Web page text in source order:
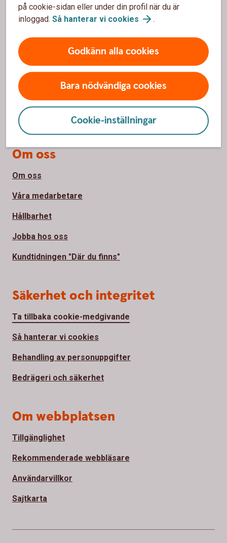
på cookie-sidan eller under din profil när du är
inloggad. Så hanterar vi cookies .
Godkänn alla cookies
Bara nödvändiga cookies
Cookie-inställningar
Sidfot
Hitta snabbt
Anmäl bedrägeri
Spärrhjälp
Priser, räntor och kurser
Bli kund
Om oss
Om oss
Våra medarbetare
Hållbarhet
Jobba hos oss
Kundtidningen "Där du finns"
Säkerhet och integritet
Ta tillbaka cookie-medgivande
Så hanterar vi cookies
Behandling av personuppgifter
Bedrägeri och säkerhet
Om webbplatsen
Tillgänglighet
Rekommenderade webbläsare
Användarvillkor
Sajtkarta